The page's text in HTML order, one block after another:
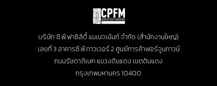
บริษัท ซี.พี.ฟาซิลิตี้ แมเนจเม้นท์ จำกัด (สำนักงานใหญ่)
เลขที่ 3 อาคารซี.พี.ทาวเวอร์ 2 ศูนย์การค้าฟอร์จูนทาวน์
ถนนรัชดาภิเษก แขวงดินแดง เขตดินแดง
กรุงเทพมหานคร 10400